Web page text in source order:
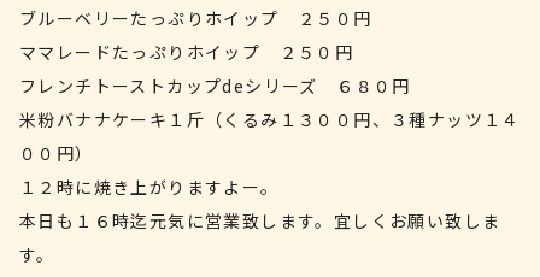
ブルーベリーたっぷりホイップ ２５０円
ママレードたっぷりホイップ ２５０円
フレンチトーストカップdeシリーズ ６８０円
米粉バナナケーキ１斤（くるみ１３００円、３種ナッツ１４
００円）
１２時に焼き上がりますよー。
本日も１６時迄元気に営業致します。宜しくお願い致しま
す。